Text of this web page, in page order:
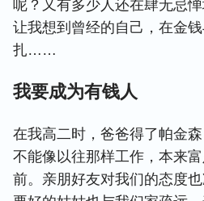
呢？又有多少人还在肆无忌
让我想到曾经的自己，在金
扎……
我要成为有钱人
在我高二时，爸爸得了帕金
不能像以往那样工作，本来
前。亲朋好友对我们的态度